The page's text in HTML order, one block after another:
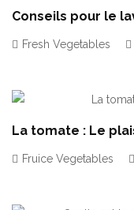
Conseils pour le
Fresh Vegetables
La tomate : Le
Fruice Vegetables